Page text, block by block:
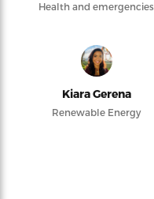
Health and emergencies
Kiara Gerena
Renewable Energy